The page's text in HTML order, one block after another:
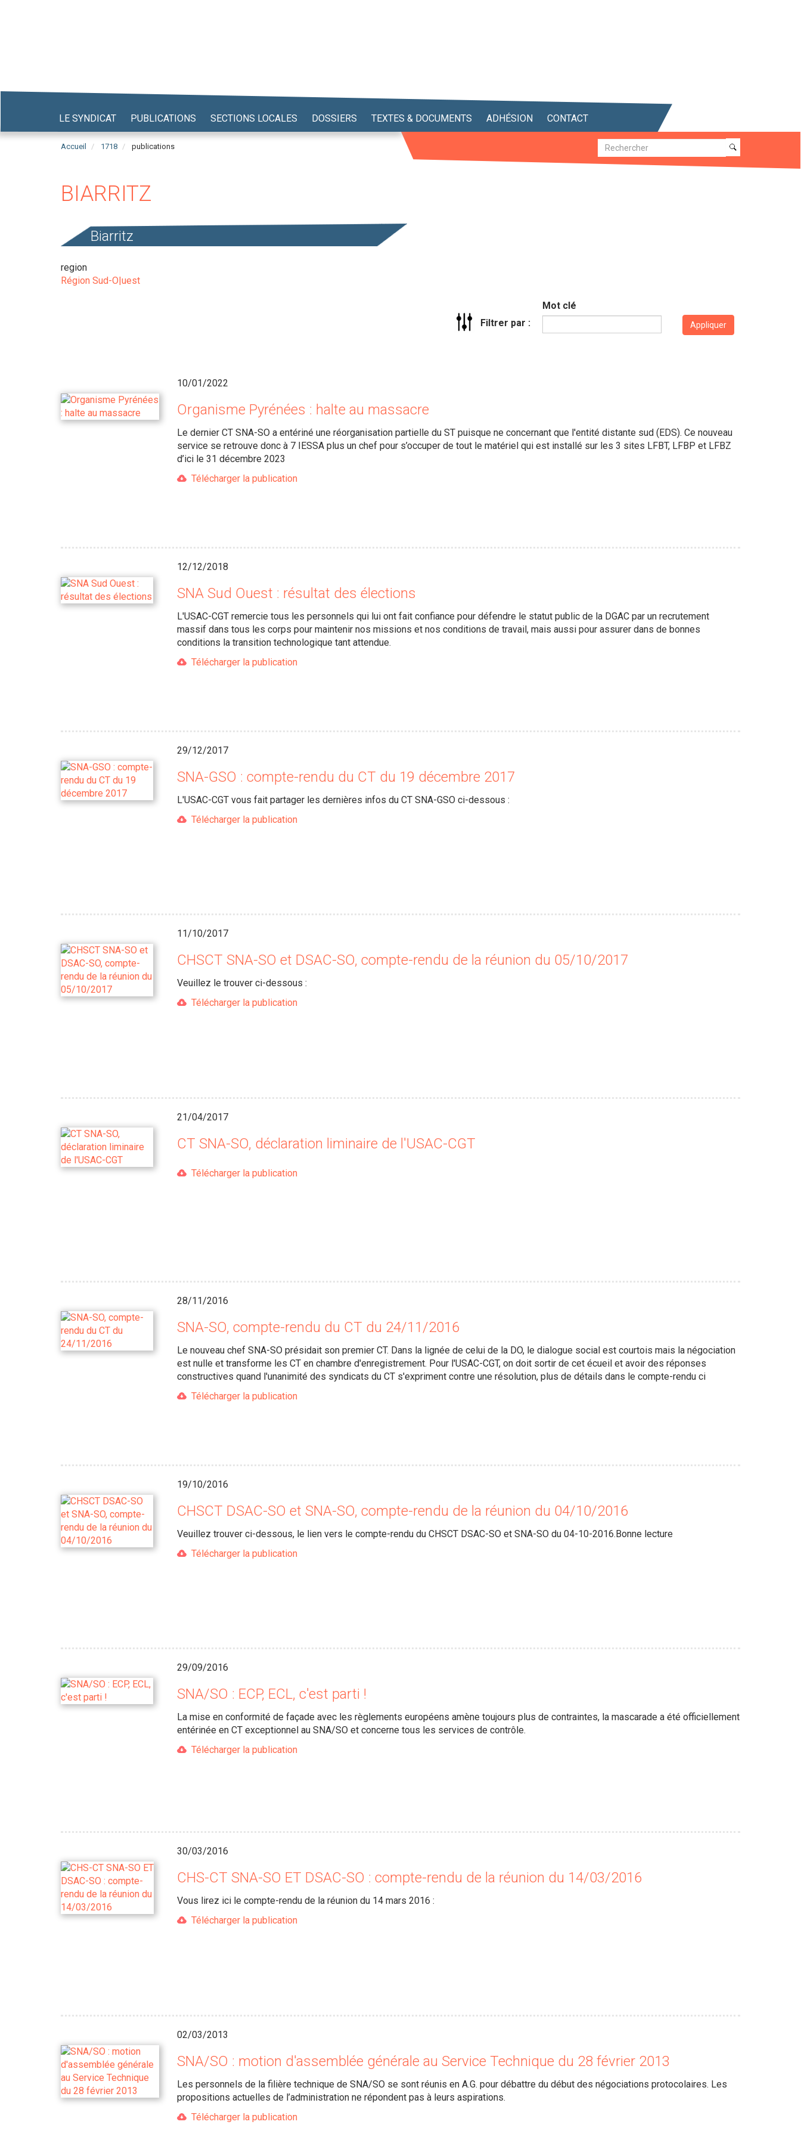
LE SYNDICAT PUBLICATIONS SECTIONS LOCALES DOSSIERS TEXTES & DOCUMENTS ADHÉSION CONTACT
Accueil 1718 publications Recherche
Recherche
BIARRITZ
Biarritz
region
Région Sud-O|uest
Filtrer par :
Mot clé
Appliquer
10/01/2022
Organisme Pyrénées : halte au massacre
Le dernier CT SNA-SO a entériné une réorganisation partielle du ST puisque ne concernant que l'entité distante sud (EDS). Ce nouveau
service se retrouve donc à 7 IESSA plus un chef pour s’occuper de tout le matériel qui est installé sur les 3 sites LFBT, LFBP et LFBZ
d’ici le 31 décembre 2023
Télécharger la publication
12/12/2018
SNA Sud Ouest : résultat des élections
L'USAC-CGT remercie tous les personnels qui lui ont fait confiance pour défendre le statut public de la DGAC par un recrutement
massif dans tous les corps pour maintenir nos missions et nos conditions de travail, mais aussi pour assurer dans de bonnes
conditions la transition technologique tant attendue.
Télécharger la publication
29/12/2017
SNA-GSO : compte-rendu du CT du 19 décembre 2017
L'USAC-CGT vous fait partager les dernières infos du CT SNA-GSO ci-dessous :
Télécharger la publication
11/10/2017
CHSCT SNA-SO et DSAC-SO, compte-rendu de la réunion du 05/10/2017
Veuillez le trouver ci-dessous :
Télécharger la publication
21/04/2017
CT SNA-SO, déclaration liminaire de l'USAC-CGT
Télécharger la publication
28/11/2016
SNA-SO, compte-rendu du CT du 24/11/2016
Le nouveau chef SNA-SO présidait son premier CT. Dans la lignée de celui de la DO, le dialogue social est courtois mais la négociation
est nulle et transforme les CT en chambre d'enregistrement. Pour l'USAC-CGT, on doit sortir de cet écueil et avoir des réponses
constructives quand l'unanimité des syndicats du CT s'expriment contre une résolution, plus de détails dans le compte-rendu ci
Télécharger la publication
19/10/2016
CHSCT DSAC-SO et SNA-SO, compte-rendu de la réunion du 04/10/2016
Veuillez trouver ci-dessous, le lien vers le compte-rendu du CHSCT DSAC-SO et SNA-SO du 04-10-2016.Bonne lecture
Télécharger la publication
29/09/2016
SNA/SO : ECP, ECL, c'est parti !
La mise en conformité de façade avec les règlements européens amène toujours plus de contraintes, la mascarade a été officiellement
entérinée en CT exceptionnel au SNA/SO et concerne tous les services de contrôle.
Télécharger la publication
30/03/2016
CHS-CT SNA-SO ET DSAC-SO : compte-rendu de la réunion du 14/03/2016
Vous lirez ici le compte-rendu de la réunion du 14 mars 2016 :
Télécharger la publication
02/03/2013
SNA/SO : motion d'assemblée générale au Service Technique du 28 février 2013
Les personnels de la filière technique de SNA/SO se sont réunis en A.G. pour débattre du début des négociations protocolaires. Les
propositions actuelles de l’administration ne répondent pas à leurs aspirations.
Télécharger la publication